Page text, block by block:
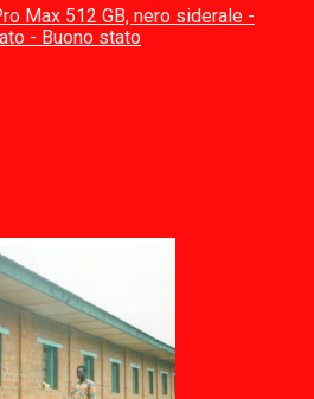
Max 512 GB, nero siderale -
- Buono stato